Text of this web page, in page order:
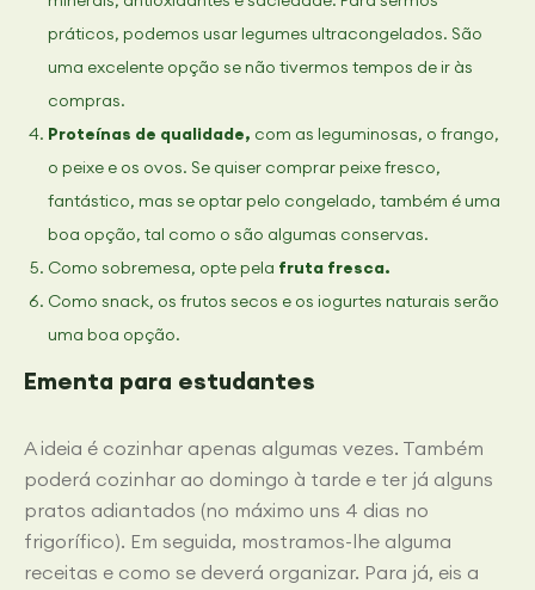
práticos, podemos usar legumes ultracongelados. São
uma excelente opção se não tivermos tempos de ir às
compras.
Proteínas de qualidade, com as leguminosas, o frango,
o peixe e os ovos. Se quiser comprar peixe fresco,
fantástico, mas se optar pelo congelado, também é uma
boa opção, tal como o são algumas conservas.
Como sobremesa, opte pela fruta fresca.
Como snack, os frutos secos e os iogurtes naturais serão
uma boa opção.
Ementa para estudantes
A ideia é cozinhar apenas algumas vezes. Também
poderá cozinhar ao domingo à tarde e ter já alguns
pratos adiantados (no máximo uns 4 dias no
frigorífico). Em seguida, mostramos-lhe alguma
receitas e como se deverá organizar. Para já, eis a